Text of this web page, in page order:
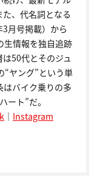
、代名詞となる
月号掲載）から
生情報を独自追跡
50代とそのジュ
“ヤング”という単
バイク乗りの多
ート”だ。
｜ Instagram